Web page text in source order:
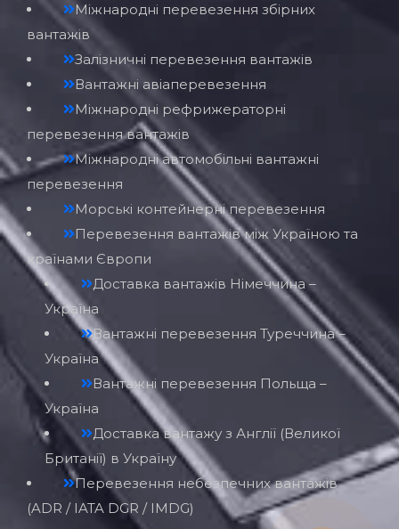
Міжнародні перевезення збірних
вантажів
Залізничні перевезення вантажів
Вантажні авіаперевезення
Міжнародні рефрижераторні
перевезення вантажів
Міжнародні автомобільні вантажні
перевезення
Морські контейнерні перевезення
Перевезення вантажів між Україною та
країнами Європи
Доставка вантажів Німеччина –
Україна
Вантажні перевезення Туреччина –
Україна
Вантажні перевезення Польща –
Україна
Доставка вантажу з Англії (Великої
Британії) в Україну
Перевезення небезпечних вантажів
(ADR / IATA DGR / IMDG)